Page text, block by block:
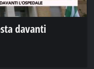
davanti